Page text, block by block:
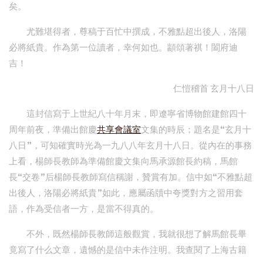
矣。
尤難堪得者，尊稿于百忙中撰成，不雅點超出後人，洛陽
必將紙貴。作為第一位讀者，幸何如也。顓頌著祺！闔府迪
吉！
仁愷稽首 玄月十八日
這封信寫于上世紀八十年月末，即遼寧省博物館建館四十
周年前夜，準備出館慶共享會議室文集的時辰；題名是“玄月十
八日”，可知確實時光為一九八八年玄月十八日。從內在的事務
上看，楊師長教師為準備館慶文集向馬承源館長約稿，馬館
長“交卷”后楊師長教師寫信稱謝，贊賞有加。信中如“不雅點超
出後人，洛陽必將紙貴”如此，應屬函牘中夸獎對方之習用套
語，作為受信者一方，是當不得真的。
不外，既然楊師長教師這般觀賞，我就很想了解馬館長畢
竟寫了什么文章，遺憾的是信中未作注明。我查閱了上海古籍